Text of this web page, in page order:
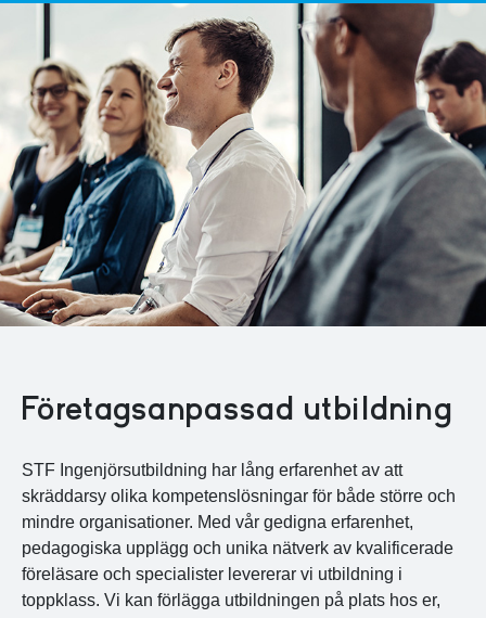
Företagsanpassad utbildning
STF Ingenjörsutbildning har lång erfarenhet av att
skräddarsy olika kompetenslösningar för både större och
mindre organisationer. Med vår gedigna erfarenhet,
pedagogiska upplägg och unika nätverk av kvalificerade
föreläsare och specialister levererar vi utbildning i
toppklass. Vi kan förlägga utbildningen på plats hos er,